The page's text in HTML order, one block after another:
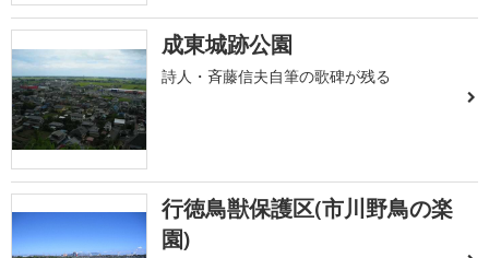
成東城跡公園
詩人・斉藤信夫自筆の歌碑が残る
行徳鳥獣保護区(市川野鳥の楽
園)